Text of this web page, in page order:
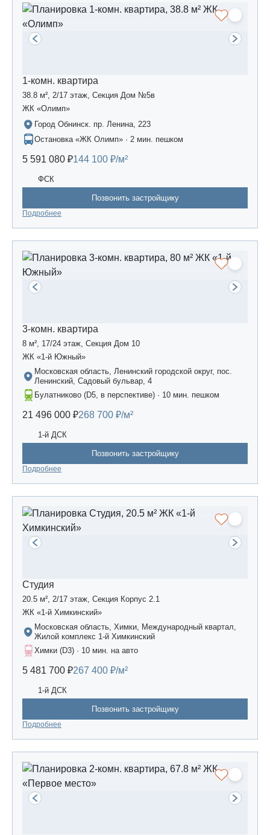
1-комн. квартира
38.8 м², 2/17 этаж, Секция Дом №5в
ЖК «Олимп»
Город Обнинск. пр. Ленина, 223
Остановка «ЖК Олимп» · 2 мин. пешком
5 591 080 ₽144 100 ₽/м²
ФСК
Позвонить застройщику
Подробнее
3-комн. квартира
8 м², 17/24 этаж, Секция Дом 10
ЖК «1-й Южный»
Московская область, Ленинский городской округ, пос.
Ленинский, Садовый бульвар, 4
Булатниково (D5, в перспективе) · 10 мин. пешком
21 496 000 ₽268 700 ₽/м²
1-й ДСК
Позвонить застройщику
Подробнее
Студия
20.5 м², 2/17 этаж, Секция Корпус 2.1
ЖК «1-й Химкинский»
Московская область, Химки, Международный квартал,
Жилой комплекс 1-й Химкинский
Химки (D3) · 10 мин. на авто
5 481 700 ₽267 400 ₽/м²
1-й ДСК
Позвонить застройщику
Подробнее